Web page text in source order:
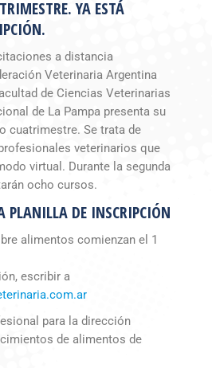
YA ESTÁ
a distancia
Veterinaria Argentina
de Ciencias Veterinarias
de La Pampa presenta su
cuatrimestre. Se trata de
veterinarios que
virtual. Durante la segunda
ocho cursos.
PLANILLA DE INSCRIPCIÓN
alimentos comienzan el 1
escribir a
para la dirección
de alimentos de